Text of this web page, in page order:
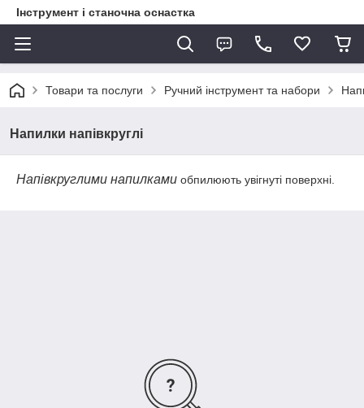
Інструмент і станочна оснастка
Товари та послуги Ручний інструмент та набори
Напилки напівкруглі
Напівкруглими напилками обпилюють увігнуті поверхні.